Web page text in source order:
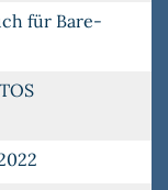
für Bare-